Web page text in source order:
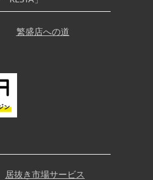
繁盛店への道
居抜き市場サービス